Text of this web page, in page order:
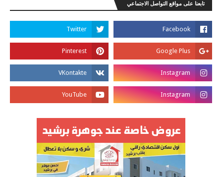
تابعنا على مواقع التواصل الاجتماعي